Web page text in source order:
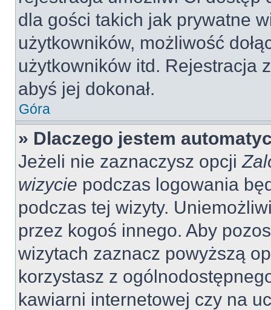
dla gości takich jak prywatne
użytkowników, możliwość
użytkowników itd. Rejestracja
abyś jej dokonał.
Góra
» Dlaczego jestem
Jeżeli nie zaznaczysz opcji
wizycie podczas logowania
podczas tej wizyty.
przez kogoś innego. Aby
wizytach zaznacz powyższą
korzystasz z
kawiarni internetowej czy na